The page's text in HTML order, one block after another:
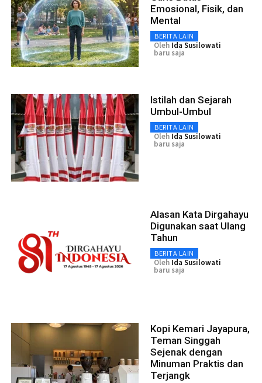
Emosional, Fisik, dan
Mental
BERITA LAIN
Oleh Ida Susilowati
baru saja
Istilah dan Sejarah
Umbul-Umbul
BERITA LAIN
Oleh Ida Susilowati
baru saja
Alasan Kata Dirgahayu
Digunakan saat Ulang
Tahun
BERITA LAIN
Oleh Ida Susilowati
baru saja
Kopi Kemari Jayapura,
Teman Singgah
Sejenak dengan
Minuman Praktis dan
Terjangk